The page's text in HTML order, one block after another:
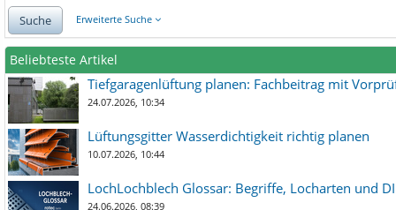
Suche Erweiterte Suche
Beliebteste Artikel
Tiefgaragenlüftung planen: Fachbeitrag mit
24.07.2026, 10:34
Lüftungsgitter Wasserdichtigkeit richtig planen
10.07.2026, 10:44
LochLochblech Glossar: Begriffe, Locharten und
24.06.2026, 08:39